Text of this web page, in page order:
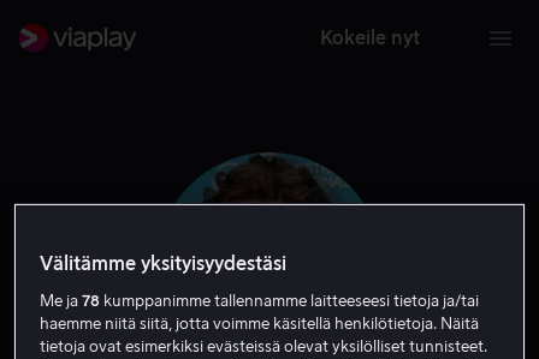
Kokeile nyt
Välitämme yksityisyydestäsi
Me ja78 kumppanimme tallennamme laitteeseesi tietoja ja/tai
haemme niitä siitä, jotta voimme käsitellä henkilötietoja. Näitä
tietoja ovat esimerkiksi evästeissä olevat yksilölliset tunnisteet.